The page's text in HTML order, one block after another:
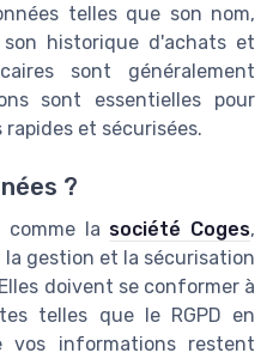
telles que son nom,
historique d'achats et
sont généralement
sont essentielles pour
et sécurisées.
?
comme la société Coges,
gestion et la sécurisation
doivent se conformer à
telles que le RGPD en
vos informations restent